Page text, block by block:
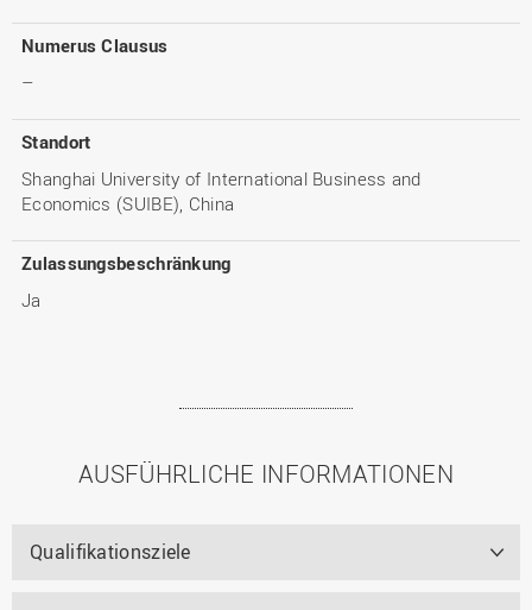
Numerus Clausus
–
Standort
Shanghai University of International Business and
Economics (SUIBE), China
Zulassungsbeschränkung
Ja
AUSFÜHRLICHE INFORMATIONEN
Qualifikationsziele